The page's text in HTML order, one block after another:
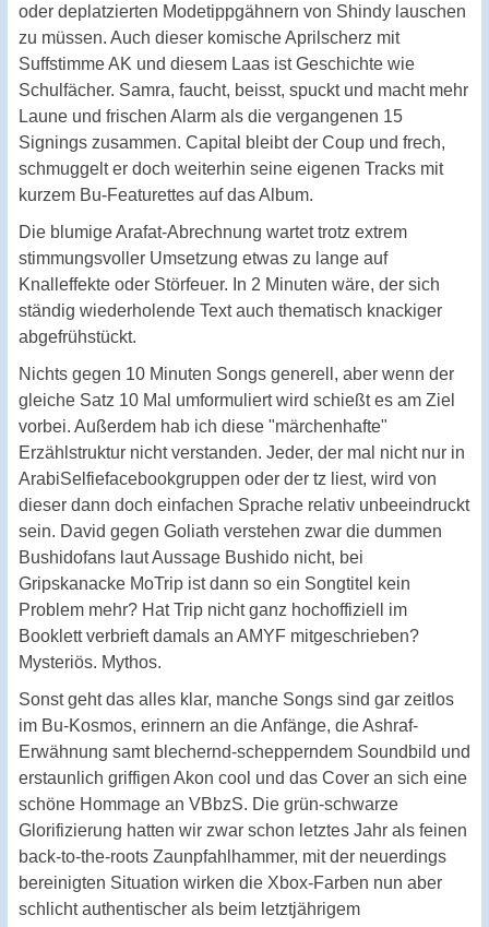
oder deplatzierten Modetippgähnern von Shindy lauschen
zu müssen. Auch dieser komische Aprilscherz mit
Suffstimme AK und diesem Laas ist Geschichte wie
Schulfächer. Samra, faucht, beisst, spuckt und macht mehr
Laune und frischen Alarm als die vergangenen 15
Signings zusammen. Capital bleibt der Coup und frech,
schmuggelt er doch weiterhin seine eigenen Tracks mit
kurzem Bu-Featurettes auf das Album.
Die blumige Arafat-Abrechnung wartet trotz extrem
stimmungsvoller Umsetzung etwas zu lange auf
Knalleffekte oder Störfeuer. In 2 Minuten wäre, der sich
ständig wiederholende Text auch thematisch knackiger
abgefrühstückt.
Nichts gegen 10 Minuten Songs generell, aber wenn der
gleiche Satz 10 Mal umformuliert wird schießt es am Ziel
vorbei. Außerdem hab ich diese "märchenhafte"
Erzählstruktur nicht verstanden. Jeder, der mal nicht nur in
ArabiSelfiefacebookgruppen oder der tz liest, wird von
dieser dann doch einfachen Sprache relativ unbeeindruckt
sein. David gegen Goliath verstehen zwar die dummen
Bushidofans laut Aussage Bushido nicht, bei
Gripskanacke MoTrip ist dann so ein Songtitel kein
Problem mehr? Hat Trip nicht ganz hochoffiziell im
Booklett verbrieft damals an AMYF mitgeschrieben?
Mysteriös. Mythos.
Sonst geht das alles klar, manche Songs sind gar zeitlos
im Bu-Kosmos, erinnern an die Anfänge, die Ashraf-
Erwähnung samt blechernd-schepperndem Soundbild und
erstaunlich griffigen Akon cool und das Cover an sich eine
schöne Hommage an VBbzS. Die grün-schwarze
Glorifizierung hatten wir zwar schon letztes Jahr als feinen
back-to-the-roots Zaunpfahlhammer, mit der neuerdings
bereinigten Situation wirken die Xbox-Farben nun aber
schlicht authentischer als beim letztjährigem